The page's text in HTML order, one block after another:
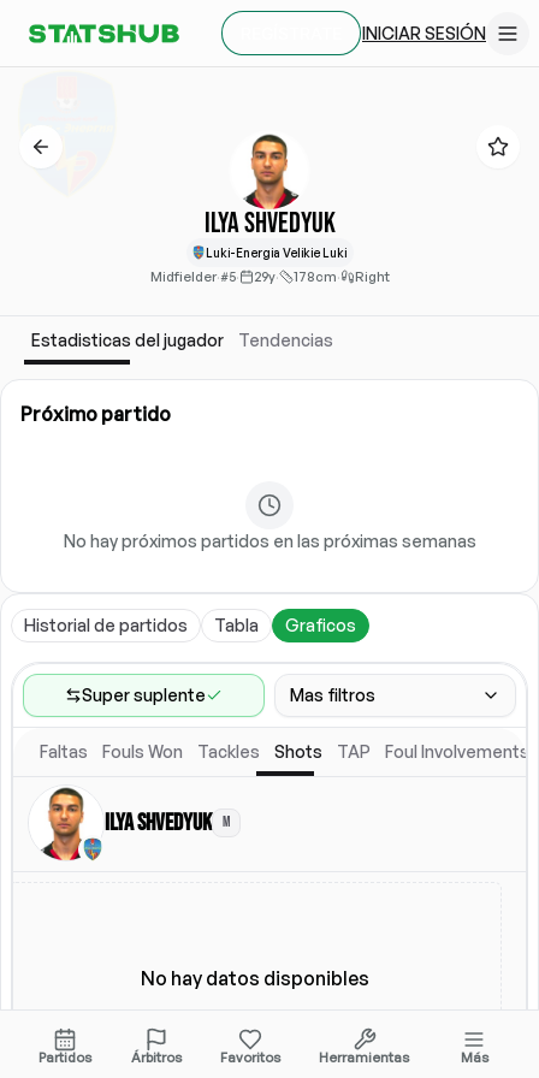
INICIAR SESIÓN
Ilya Shvedyuk
Luki-Energia Velikie Luki
Midfielder·#5· 29y· 178cm· Right
Estadisticas del jugador Tendencias
Próximo partido
No hay próximos partidos en las próximas semanas
Historial de partidos Tabla Graficos
Super suplente Mas filtros
Rango de partidos
Ultimos 60 partidos
Ubicacion
Faltas Fouls Won Tackles Shots TAP Foul Involvements
Ilya Shvedyuk M
No hay datos disponibles
Partidos Árbitros Favoritos Herramientas Más